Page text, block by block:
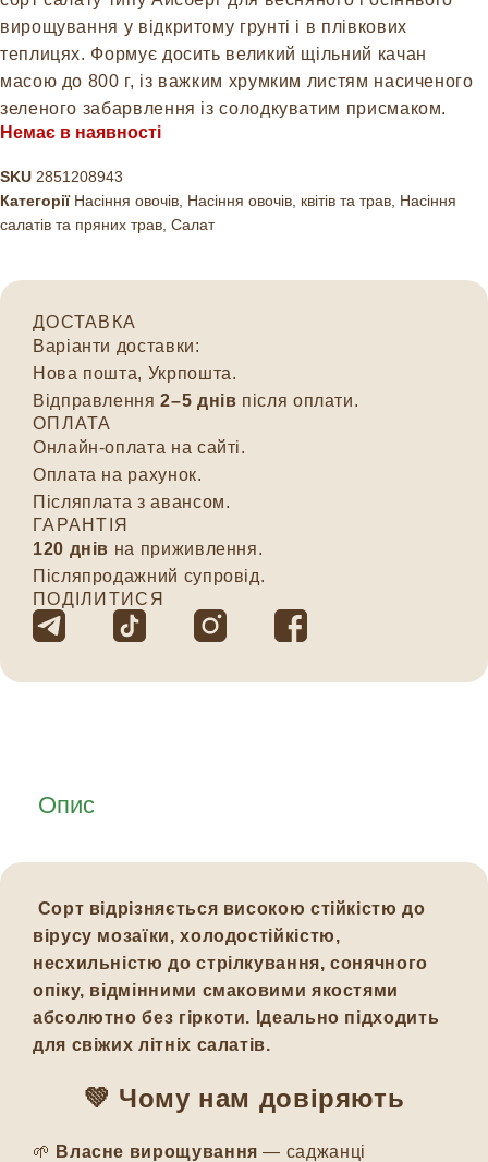
вирощування у відкритому грунті і в плівкових
теплицях. Формує досить великий щільний качан
масою до 800 г, із важким хрумким листям насиченого
зеленого забарвлення із солодкуватим присмаком.
Немає в наявності
SKU 2851208943
Категорії Насіння овочів Насіння овочів, квітів та трав Насіння
салатів та пряних трав Салат
ДОСТАВКА
Варіанти доставки:
Нова пошта, Укрпошта.
Відправлення2–5 днів після оплати.
ОПЛАТА
Онлайн-оплата на сайті.
Оплата на рахунок.
Післяплата з авансом.
ГАРАНТІЯ
120 днів на приживлення.
Післяпродажний супровід.
ПОДІЛИТИСЯ
Опис
Сорт відрізняється високою стійкістю до
вірусу мозаїки, холодостійкістю,
несхильністю до стрілкування, сонячного
опіку, відмінними смаковими якостями
абсолютно без гіркоти. Ідеально підходить
для свіжих літніх салатів.
💚 Чому нам довіряють
🌱 Власне вирощування — саджанці